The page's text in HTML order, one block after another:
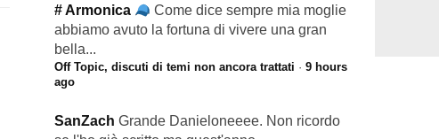
# Armonica
Come dice sempre mia moglie
abbiamo avuto la fortuna di vivere una gran
bella...
Off Topic, discuti di temi non ancora trattati · 9 hours
ago
SanZach Grande Danieloneeee. Non ricordo